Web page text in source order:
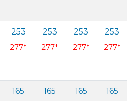
253
277*
253
277*
253
277*
253
277*
165
165
165
165